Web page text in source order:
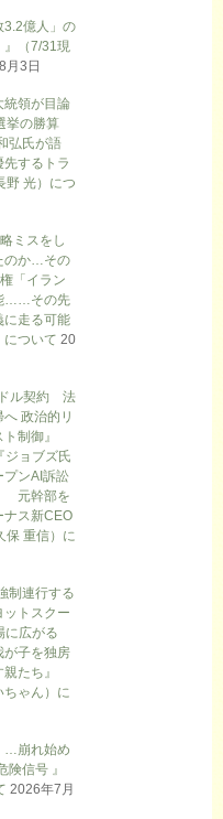
3.2億人」の
』（7/31現
月3日
統領が目論
挙の勝算
弘氏が語
するトラ
光）につ
ミスをし
のか…その
「イラン
……その先
に走る可能
ついて 20
ル契約 法
政治的リ
制御』
ジョブズ氏
プンAI訴訟
元幹部を
ナス新CEO
重信）に
制連行する
ットスクー
に広がる
が子を独房
たち』
ゃん）に
…崩れ始め
信号 』
2026年7月